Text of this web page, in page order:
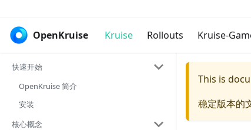
OpenKruise Kruise Rollouts Kruise-
快速开始
OpenKruise 简介
安装
核心概念
This is
稳定版本的